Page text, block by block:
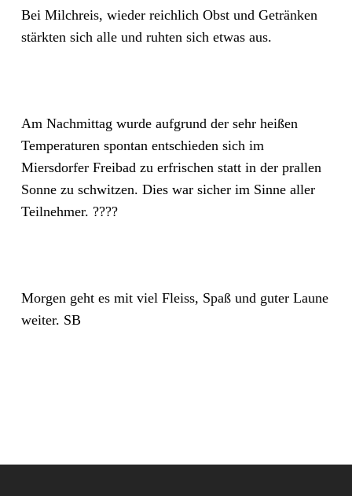
Bei Milchreis, wieder reichlich Obst und Getränken
stärkten sich alle und ruhten sich etwas aus.
Am Nachmittag wurde aufgrund der sehr heißen
Temperaturen spontan entschieden sich im
Miersdorfer Freibad zu erfrischen statt in der prallen
Sonne zu schwitzen. Dies war sicher im Sinne aller
Teilnehmer. ????
Morgen geht es mit viel Fleiss, Spaß und guter Laune
weiter. SB